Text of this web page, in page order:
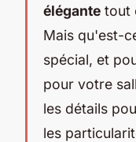
élégante tout
Mais qu'est-
spécial, et
pour votre
les détails
les